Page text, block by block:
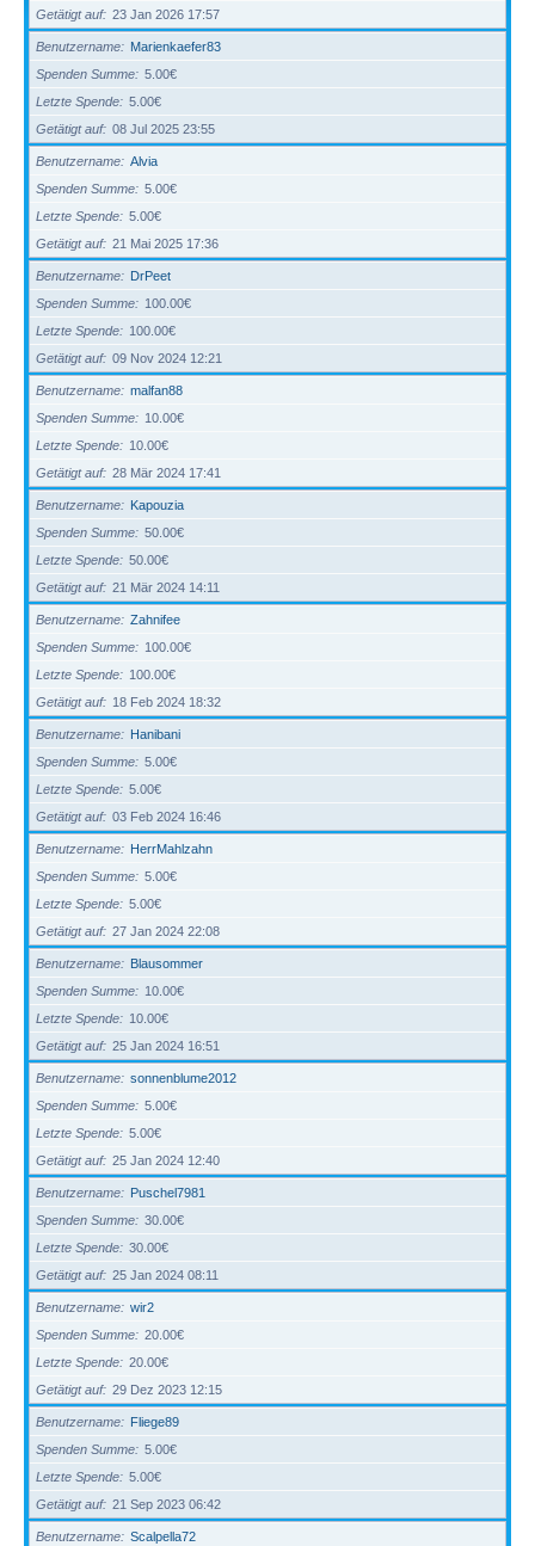
Getätigt auf
23 Jan 2026 17:57
Benutzername
Marienkaefer83
Spenden Summe
5.00€
Letzte Spende
5.00€
Getätigt auf
08 Jul 2025 23:55
Benutzername
Alvia
Spenden Summe
5.00€
Letzte Spende
5.00€
Getätigt auf
21 Mai 2025 17:36
Benutzername
DrPeet
Spenden Summe
100.00€
Letzte Spende
100.00€
Getätigt auf
09 Nov 2024 12:21
Benutzername
malfan88
Spenden Summe
10.00€
Letzte Spende
10.00€
Getätigt auf
28 Mär 2024 17:41
Benutzername
Kapouzia
Spenden Summe
50.00€
Letzte Spende
50.00€
Getätigt auf
21 Mär 2024 14:11
Benutzername
Zahnifee
Spenden Summe
100.00€
Letzte Spende
100.00€
Getätigt auf
18 Feb 2024 18:32
Benutzername
Hanibani
Spenden Summe
5.00€
Letzte Spende
5.00€
Getätigt auf
03 Feb 2024 16:46
Benutzername
HerrMahlzahn
Spenden Summe
5.00€
Letzte Spende
5.00€
Getätigt auf
27 Jan 2024 22:08
Benutzername
Blausommer
Spenden Summe
10.00€
Letzte Spende
10.00€
Getätigt auf
25 Jan 2024 16:51
Benutzername
sonnenblume2012
Spenden Summe
5.00€
Letzte Spende
5.00€
Getätigt auf
25 Jan 2024 12:40
Benutzername
Puschel7981
Spenden Summe
30.00€
Letzte Spende
30.00€
Getätigt auf
25 Jan 2024 08:11
Benutzername
wir2
Spenden Summe
20.00€
Letzte Spende
20.00€
Getätigt auf
29 Dez 2023 12:15
Benutzername
Fliege89
Spenden Summe
5.00€
Letzte Spende
5.00€
Getätigt auf
21 Sep 2023 06:42
Benutzername
Scalpella72